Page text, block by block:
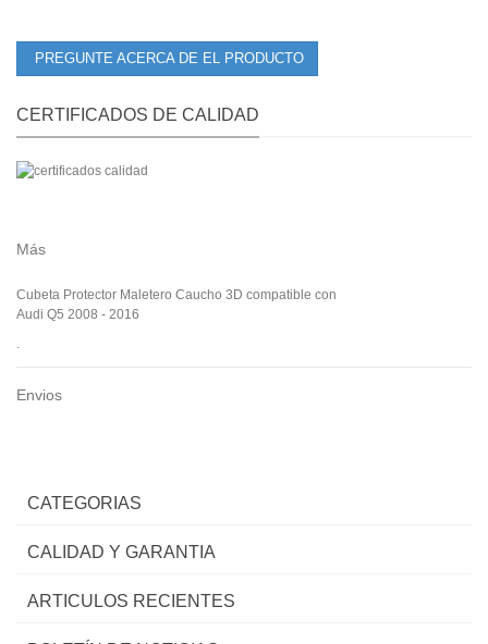
PREGUNTE ACERCA DE EL PRODUCTO
CERTIFICADOS DE CALIDAD
Más
Cubeta Protector Maletero Caucho 3D compatible con
Audi Q5 2008 - 2016
.
Envios
CATEGORIAS
CALIDAD Y GARANTIA
ARTICULOS RECIENTES